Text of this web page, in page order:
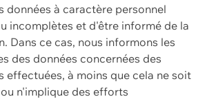
données à caractère personnel
incomplètes et d'être informé de la
Dans ce cas, nous informons les
des données concernées des
effectuées, à moins que cela ne soit
n'implique des efforts